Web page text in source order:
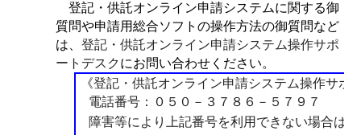
登記・供託オンライン申請システムに関する御
質問や申請用総合ソフトの操作方法の御質問など
は、 登記・供託オンライン申請システム操作サポ
ートデスク にお問い合わせください。
《登記・供託オンライン申請システム操作サポ
電話番号：０５０－３７８６－５７９７
障害等により上記番号を利用できない場合は